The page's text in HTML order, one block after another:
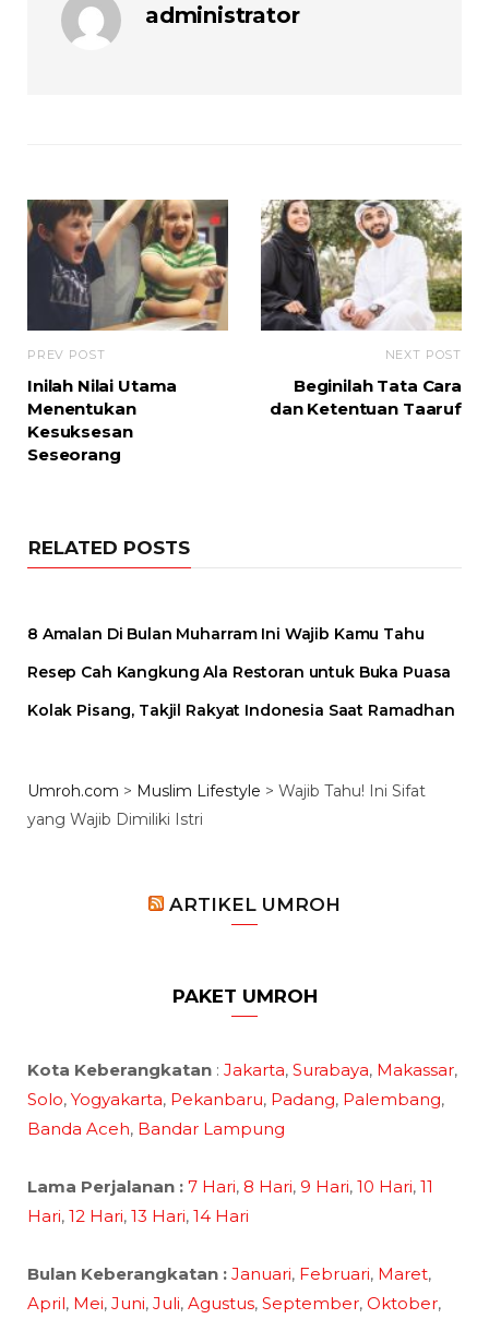
administrator
PREV POST
Inilah Nilai Utama
Menentukan
Kesuksesan
Seseorang
NEXT POST
Beginilah Tata Cara
dan Ketentuan Taaruf
RELATED POSTS
8 Amalan Di Bulan Muharram Ini Wajib Kamu Tahu
Resep Cah Kangkung Ala Restoran untuk Buka Puasa
Kolak Pisang, Takjil Rakyat Indonesia Saat Ramadhan
Umroh.com > Muslim Lifestyle > Wajib Tahu! Ini Sifat
yang Wajib Dimiliki Istri
ARTIKEL UMROH
PAKET UMROH
Kota Keberangkatan : Jakarta, Surabaya, Makassar,
Solo, Yogyakarta, Pekanbaru, Padang, Palembang,
Banda Aceh, Bandar Lampung
Lama Perjalanan : 7 Hari, 8 Hari, 9 Hari, 10 Hari, 11
Hari, 12 Hari, 13 Hari, 14 Hari
Bulan Keberangkatan : Januari, Februari, Maret,
April, Mei, Juni, Juli, Agustus, September, Oktober,